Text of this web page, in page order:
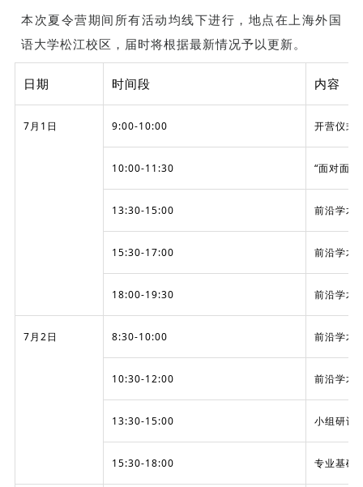
本次夏令营期间所有活动均线下进行，地点在上海外国
语大学松江校区，届时将根据最新情况予以更新。
日期 时间段 内容
7月1日 9:00-10:00 开营仪式
10:00-11:30 “面对面”
13:30-15:00 前沿学术
15:30-17:00 前沿学术
18:00-19:30 前沿学术
7月2日 8:30-10:00 前沿学术
10:30-12:00 前沿学术
13:30-15:00 小组研讨
15:30-18:00 专业基础